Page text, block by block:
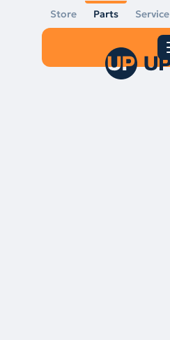
Store Parts Service